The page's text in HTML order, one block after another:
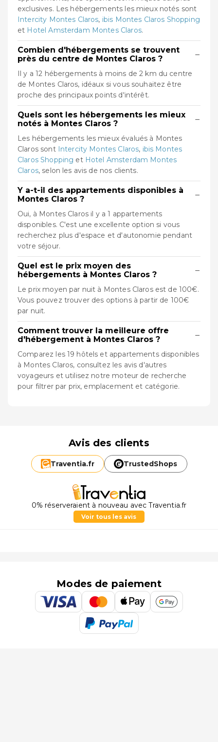
exclusives. Les hébergements les mieux notés sont
Intercity Montes Claros, ibis Montes Claros Shopping
et Hotel Amsterdam Montes Claros.
Combien d'hébergements se trouvent
près du centre de Montes Claros ?
−
Il y a 12 hébergements à moins de 2 km du centre
de Montes Claros, idéaux si vous souhaitez être
proche des principaux points d'intérêt.
Quels sont les hébergements les mieux
notés à Montes Claros ?
−
Les hébergements les mieux évalués à Montes
Claros sont Intercity Montes Claros, ibis Montes
Claros Shopping et Hotel Amsterdam Montes
Claros, selon les avis de nos clients.
Y a-t-il des appartements disponibles à
Montes Claros ?
−
Oui, à Montes Claros il y a 1 appartements
disponibles. C'est une excellente option si vous
recherchez plus d'espace et d'autonomie pendant
votre séjour.
Quel est le prix moyen des
hébergements à Montes Claros ?
−
Le prix moyen par nuit à Montes Claros est de 100€.
Vous pouvez trouver des options à partir de 100€
par nuit.
Comment trouver la meilleure offre
d'hébergement à Montes Claros ?
−
Comparez les 19 hôtels et appartements disponibles
à Montes Claros, consultez les avis d'autres
voyageurs et utilisez notre moteur de recherche
pour filtrer par prix, emplacement et catégorie.
Avis des clients
Traventia.fr TrustedShops
0% réserveraient à nouveau avec Traventia.fr
Voir tous les avis
Modes de paiement